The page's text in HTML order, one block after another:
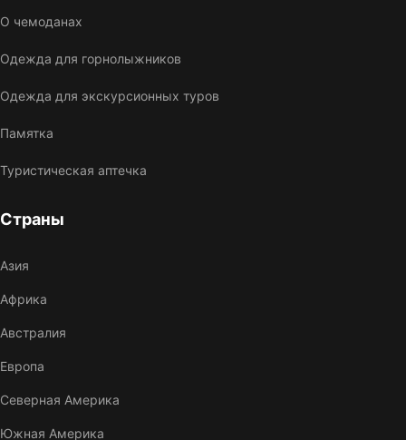
О чемоданах
Одежда для горнолыжников
Одежда для экскурсионных туров
Памятка
Туристическая аптечка
Страны
Азия
Африка
Австралия
Европа
Северная Америка
Южная Америка